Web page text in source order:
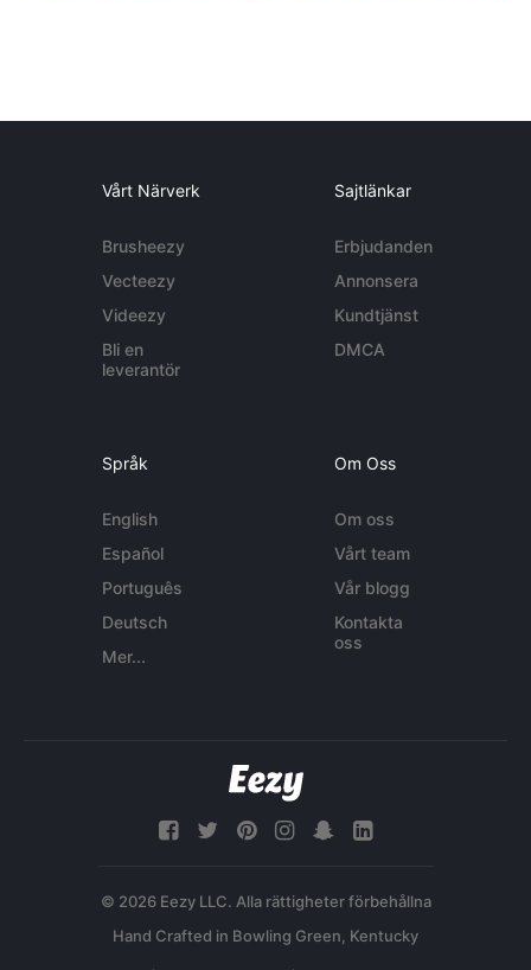
Vårt Närverk
Brusheezy
Vecteezy
Videezy
Bli en
leverantör
Sajtlänkar
Erbjudanden
Annonsera
Kundtjänst
DMCA
Språk
English
Español
Português
Deutsch
Mer...
Om Oss
Om oss
Vårt team
Vår blogg
Kontakta
oss
© 2026 Eezy LLC. Alla rättigheter förbehållna